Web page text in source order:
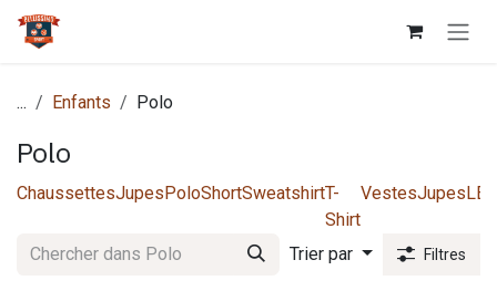
Se rendre au contenu
... Enfants Polo
Polo
ChaussettesJupesPoloShortSweatshirtT-
Shirt
VestesJupes
Trier par Filtres